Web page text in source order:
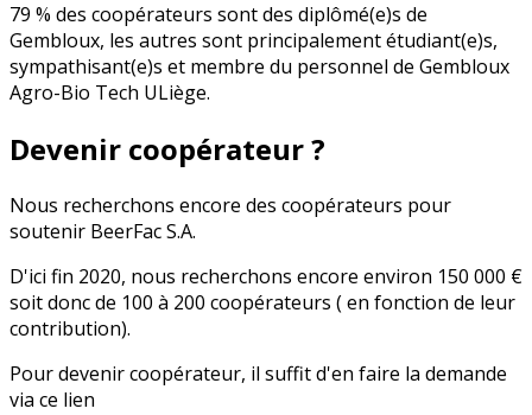
79 % des coopérateurs sont des diplômé(e)s de
Gembloux, les autres sont principalement étudiant(e)s,
sympathisant(e)s et membre du personnel de Gembloux
Agro-Bio Tech ULiège.
Devenir coopérateur ?
Nous recherchons encore des coopérateurs pour
soutenir BeerFac S.A.
D'ici fin 2020, nous recherchons encore environ 150 000 €
soit donc de 100 à 200 coopérateurs ( en fonction de leur
contribution).
Pour devenir coopérateur, il suffit d'en faire la demande
via ce lien